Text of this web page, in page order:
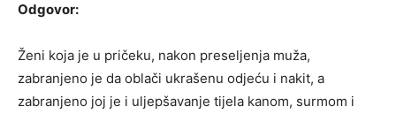
Odgovor:
Ženi koja je u pričeku, nakon preseljenja muža,
zabranjeno je da oblači ukrašenu odjeću i nakit, a
zabranjeno joj je i uljepšavanje tijela kanom, surmom i